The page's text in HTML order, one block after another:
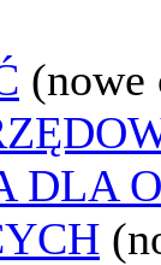
(nowe
DLA